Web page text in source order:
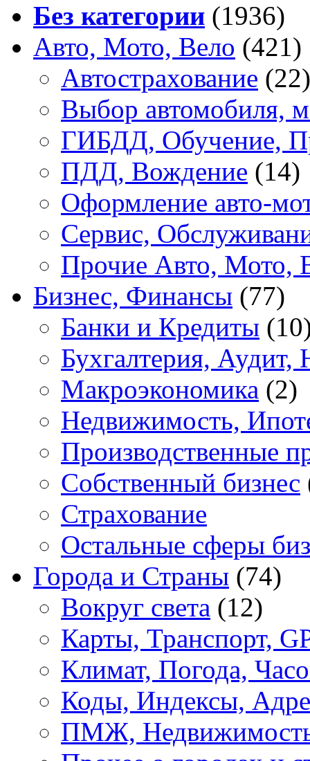
Без категории (1936)
Авто, Мото, Вело (421)
Автострахование (22)
Выбор автомобиля,
ГИБДД, Обучение,
ПДД, Вождение (14)
Оформление авто-
Сервис,
Прочие Авто, Мото,
Бизнес, Финансы (77)
Банки и Кредиты
Бухгалтерия, Аудит,
Макроэкономика (2)
Недвижимость,
Производственные
Собственный бизнес
Страхование
Остальные сферы
Города и Страны (74)
Вокруг света (12)
Карты, Транспорт,
Климат, Погода,
Коды, Индексы,
ПМЖ,